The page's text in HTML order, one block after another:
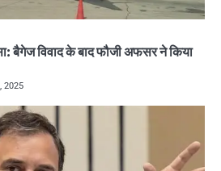
बैगेज विवाद के बाद फौजी अफसर ने किया
2025